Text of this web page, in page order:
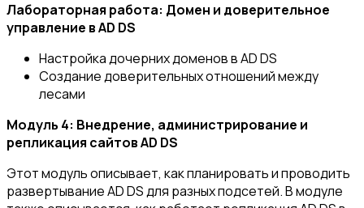
Лабораторная работа: Домен и доверительное
управление в AD DS
Настройка дочерних доменов в AD DS
Создание доверительных отношений между
лесами
Модуль 4: Внедрение, администрирование и
репликация сайтов AD DS
Этот модуль описывает, как планировать и проводить
развертывание AD DS для разных подсетей. В модуле